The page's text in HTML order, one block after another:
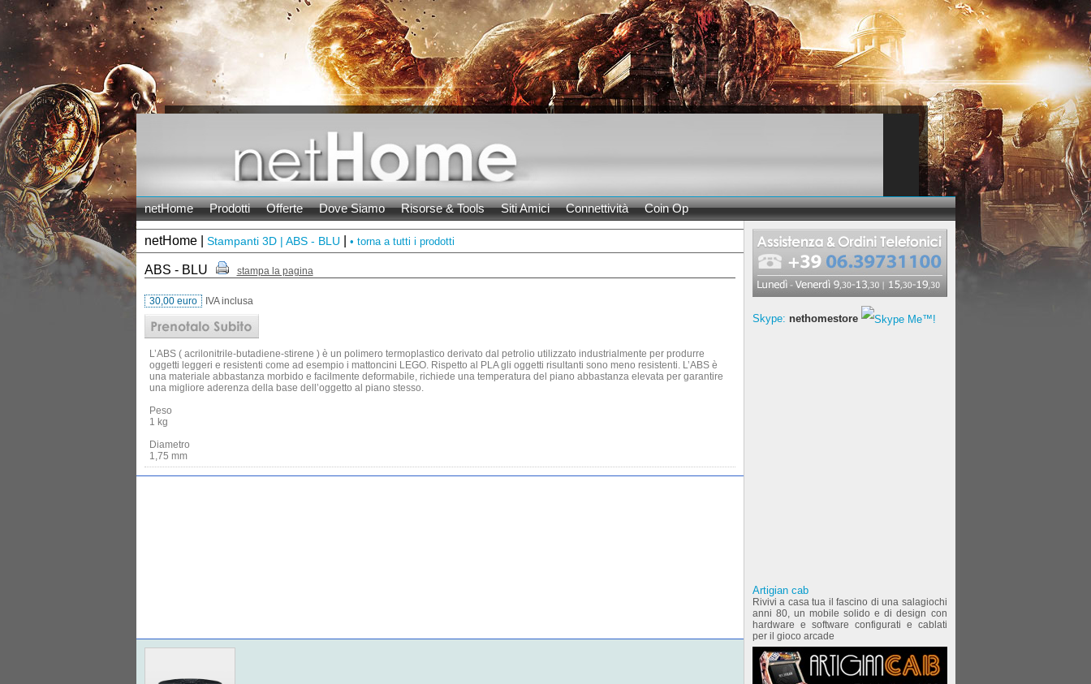
netHome Prodotti Offerte Dove Siamo Risorse & Tools Siti Amici Connettività Coin Op
netHome | Stampanti 3D | ABS - BLU • torna a tutti i prodotti
ABS - BLU stampa la pagina
30,00 euro IVA inclusa
L’ABS ( acrilonitrile-butadiene-stirene ) è un polimero termoplastico derivato dal petrolio utilizzato industrialmente per produrre
oggetti leggeri e resistenti come ad esempio i mattoncini LEGO. Rispetto al PLA gli oggetti risultanti sono meno resistenti. L’ABS è
una materiale abbastanza morbido e facilmente deformabile, richiede una temperatura del piano abbastanza elevata per garantire
una migliore aderenza della base dell’oggetto al piano stesso.
Peso
1 kg
Diametro
1,75 mm
Skype: nethomestore
Artigian cab
Rivivi a casa tua il fascino di una salagiochi
anni 80, un mobile solido e di design con
hardware e software configurati e cablati
per il gioco arcade